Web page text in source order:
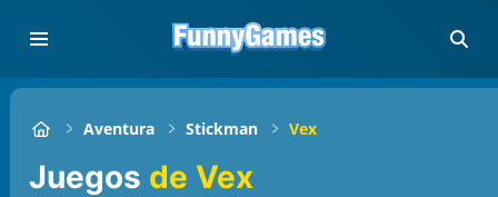
Aventura Stickman Vex
Juegos de Vex